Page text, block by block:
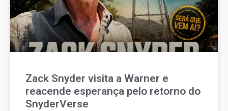
Zack Snyder visita a Warner e
reacende esperança pelo retorno do
SnyderVerse